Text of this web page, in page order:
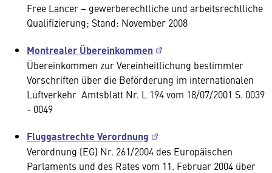
Free Lancer – gewerberechtliche und arbeitsrechtliche
Qualifizierung; Stand: November 2008
Montrealer Übereinkommen
Übereinkommen zur Vereinheitlichung bestimmter
Vorschriften über die Beförderung im internationalen
Luftverkehr Amtsblatt Nr. L 194 vom 18/07/2001 S. 0039
- 0049
Fluggastrechte Verordnung
Verordnung (EG) Nr. 261/2004 des Europäischen
Parlaments und des Rates vom 11. Februar 2004 über